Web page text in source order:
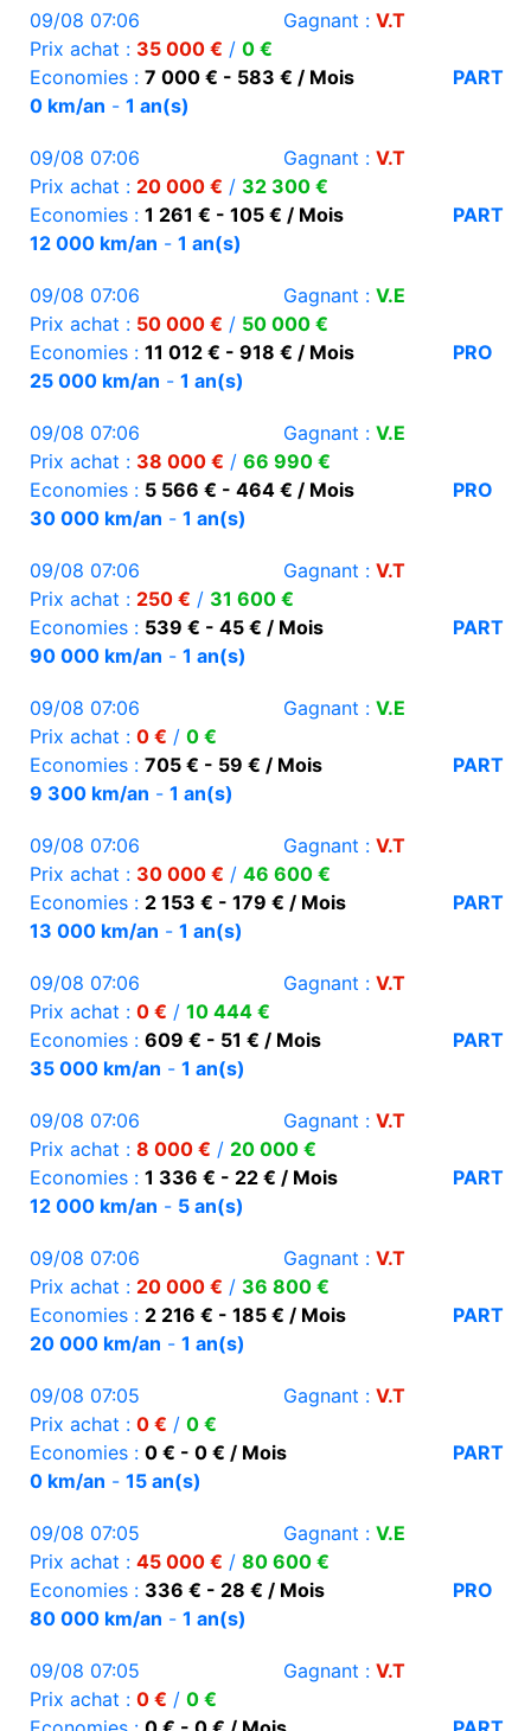
09/08 07:06 Gagnant : V.T
Prix achat : 35 000 € / 0 €
Economies : 7 000 € - 583 € / Mois
PART
0 km/an - 1 an(s)
09/08 07:06 Gagnant : V.T
Prix achat : 20 000 € / 32 300 €
Economies : 1 261 € - 105 € / Mois
PART
12 000 km/an - 1 an(s)
09/08 07:06 Gagnant : V.E
Prix achat : 50 000 € / 50 000 €
Economies : 11 012 € - 918 € / Mois
PRO
25 000 km/an - 1 an(s)
09/08 07:06 Gagnant : V.E
Prix achat : 38 000 € / 66 990 €
Economies : 5 566 € - 464 € / Mois
PRO
30 000 km/an - 1 an(s)
09/08 07:06 Gagnant : V.T
Prix achat : 250 € / 31 600 €
Economies : 539 € - 45 € / Mois
PART
90 000 km/an - 1 an(s)
09/08 07:06 Gagnant : V.E
Prix achat : 0 € / 0 €
Economies : 705 € - 59 € / Mois
PART
9 300 km/an - 1 an(s)
09/08 07:06 Gagnant : V.T
Prix achat : 30 000 € / 46 600 €
Economies : 2 153 € - 179 € / Mois
PART
13 000 km/an - 1 an(s)
09/08 07:06 Gagnant : V.T
Prix achat : 0 € / 10 444 €
Economies : 609 € - 51 € / Mois
PART
35 000 km/an - 1 an(s)
09/08 07:06 Gagnant : V.T
Prix achat : 8 000 € / 20 000 €
Economies : 1 336 € - 22 € / Mois
PART
12 000 km/an - 5 an(s)
09/08 07:06 Gagnant : V.T
Prix achat : 20 000 € / 36 800 €
Economies : 2 216 € - 185 € / Mois
PART
20 000 km/an - 1 an(s)
09/08 07:05 Gagnant : V.T
Prix achat : 0 € / 0 €
Economies : 0 € - 0 € / Mois
PART
0 km/an - 15 an(s)
09/08 07:05 Gagnant : V.E
Prix achat : 45 000 € / 80 600 €
Economies : 336 € - 28 € / Mois
PRO
80 000 km/an - 1 an(s)
09/08 07:05 Gagnant : V.T
Prix achat : 0 € / 0 €